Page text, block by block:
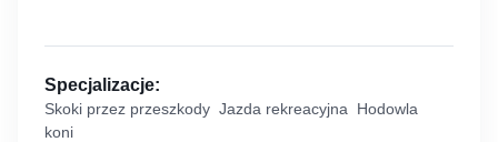
Specjalizacje:
Skoki przez przeszkody Jazda rekreacyjna Hodowla
koni